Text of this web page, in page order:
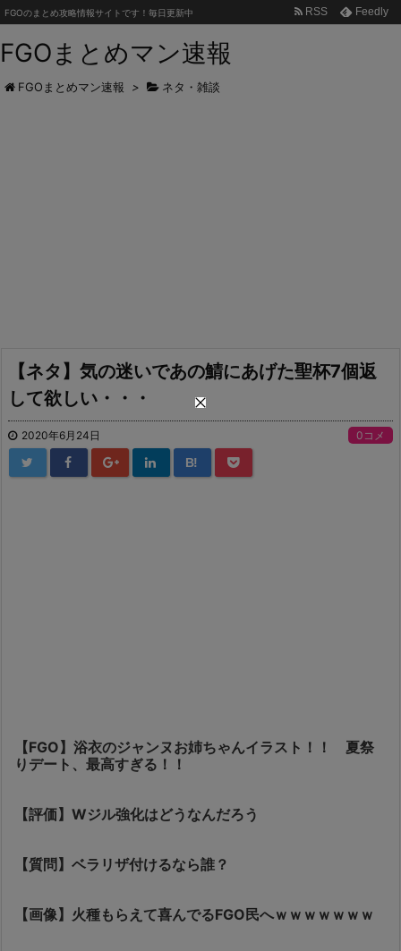
FGOまとめマン速報
FGOのまとめ攻略情報サイトです！毎日更新中 RSS Feedly
FGOまとめマン速報 > ネタ・雑談
【ネタ】気の迷いであの鯖にあげた聖杯7個返
して欲しい・・・
2020年6月24日 0コメ
B!
【FGO】浴衣のジャンヌお姉ちゃんイラスト！！ 夏祭
りデート、最高すぎる！！
【評価】Wジル強化はどうなんだろう
【質問】ベラリザ付けるなら誰？
【画像】火種もらえて喜んでるFGO民へｗｗｗｗｗｗｗ